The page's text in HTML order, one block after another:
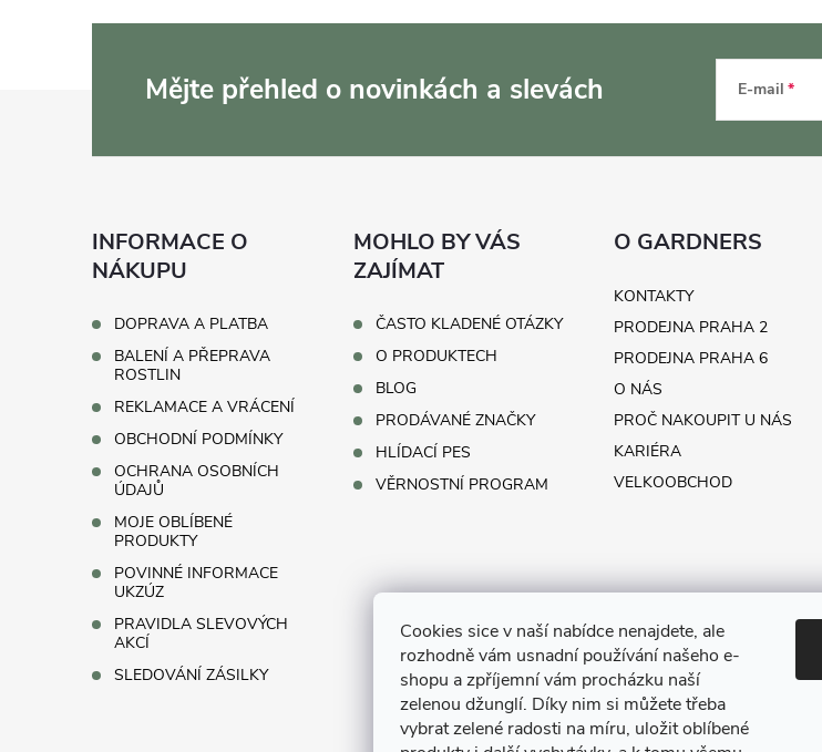
Cookies sice v naší nabídce nenajdete, ale
rozhodně vám usnadní používání našeho e-
shopu a zpříjemní vám procházku naší
zelenou džunglí. Díky nim si můžete třeba
vybrat zelené radosti na míru, uložit oblíbené
r
y
ý
p
i
u
Mějte přehled o novinkách a slevách E-mail
INFORMACE O
NÁKUPU
DOPRAVA A PLATBA
BALENÍ A PŘEPRAVA
ROSTLIN
REKLAMACE A VRÁCENÍ
OBCHODNÍ PODMÍNKY
OCHRANA OSOBNÍCH
ÚDAJŮ
MOJE OBLÍBENÉ
PRODUKTY
POVINNÉ INFORMACE
UKZÚZ
PRAVIDLA SLEVOVÝCH
AKCÍ
SLEDOVÁNÍ ZÁSILKY
MOHLO BY VÁS
ZAJÍMAT
ČASTO KLADENÉ OTÁZKY
O PRODUKTECH
BLOG
PRODÁVANÉ ZNAČKY
HLÍDACÍ PES
VĚRNOSTNÍ PROGRAM
O GARDNERS
KONTAKTY
PRODEJNA PRAHA 2
PRODEJNA PRAHA 6
O NÁS
PROČ NAKOUPIT U NÁS
KARIÉRA
VELKOOBCHOD